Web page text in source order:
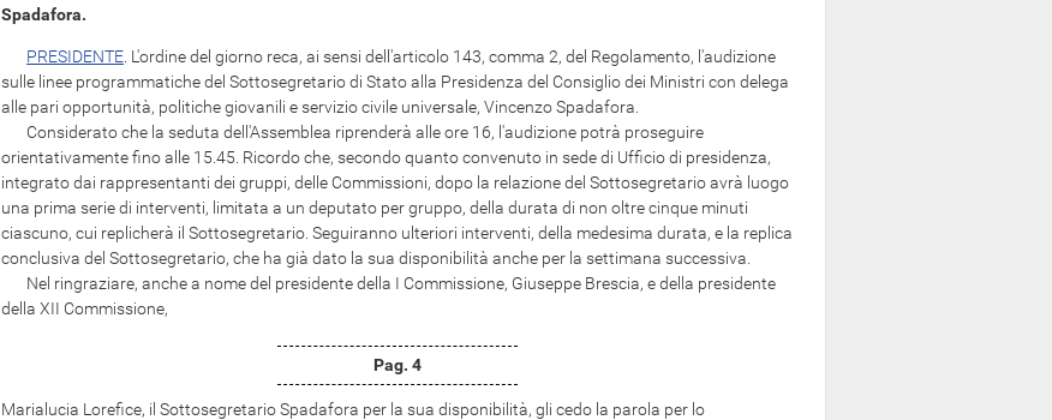
Spadafora.
PRESIDENTE . L'ordine del giorno reca, ai sensi dell'articolo 143, comma 2, del Regolamento, l'audizione
sulle linee programmatiche del Sottosegretario di Stato alla Presidenza del Consiglio dei Ministri con delega
alle pari opportunità, politiche giovanili e servizio civile universale, Vincenzo Spadafora.
Considerato che la seduta dell'Assemblea riprenderà alle ore 16, l'audizione potrà proseguire
orientativamente fino alle 15.45. Ricordo che, secondo quanto convenuto in sede di Ufficio di presidenza,
integrato dai rappresentanti dei gruppi, delle Commissioni, dopo la relazione del Sottosegretario avrà luogo
una prima serie di interventi, limitata a un deputato per gruppo, della durata di non oltre cinque minuti
ciascuno, cui replicherà il Sottosegretario. Seguiranno ulteriori interventi, della medesima durata, e la replica
conclusiva del Sottosegretario, che ha già dato la sua disponibilità anche per la settimana successiva.
Nel ringraziare, anche a nome del presidente della I Commissione, Giuseppe Brescia, e della presidente
della XII Commissione,
Pag. 4
Marialucia Lorefice, il Sottosegretario Spadafora per la sua disponibilità, gli cedo la parola per lo